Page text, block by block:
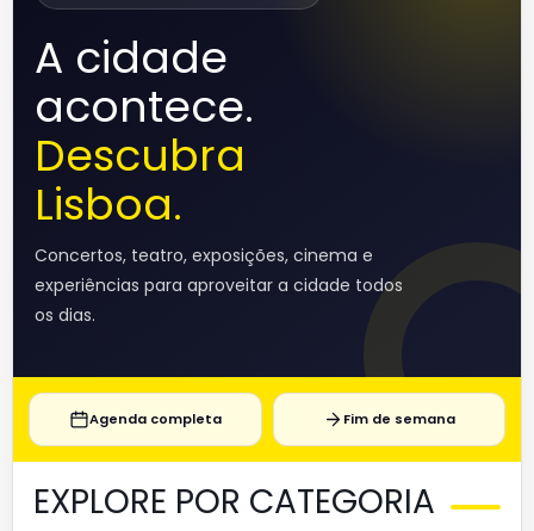
A cidade
acontece.
Descubra
Lisboa.
Concertos, teatro, exposições, cinema e
experiências para aproveitar a cidade todos
os dias.
Agenda completa Fim de semana
EXPLORE POR CATEGORIA